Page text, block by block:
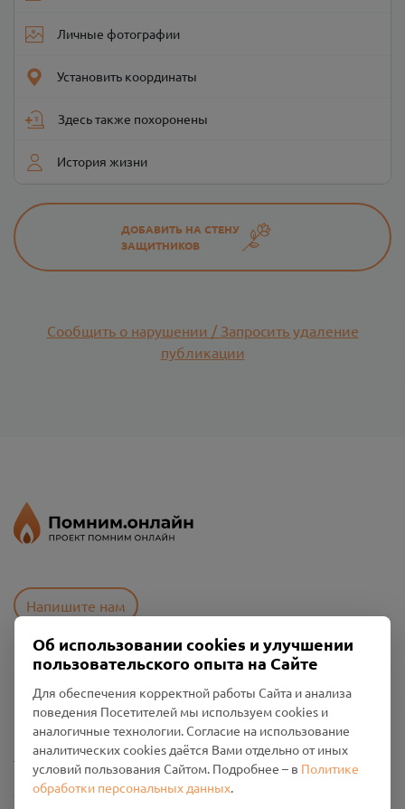
Личные фотографии
Установить координаты
Здесь также похоронены
История жизни
ДОБАВИТЬ НА СТЕНУ
ЗАЩИТНИКОВ
Сообщить о нарушении / Запросить удаление
публикации
Напишите нам
Политика конфиденциальности
Промо-материалы
Настройки cookies
Общество с ограниченной ответственностью «Смоленский
Об использовании cookies и улучшении
пользовательского опыта на Сайте
Для обеспечения корректной работы Сайта и анализа
поведения Посетителей мы используем cookies и
аналогичные технологии. Согласие на использование
аналитических cookies даётся Вами отдельно от иных
условий пользования Сайтом. Подробнее – в Политике
обработки персональных данных.